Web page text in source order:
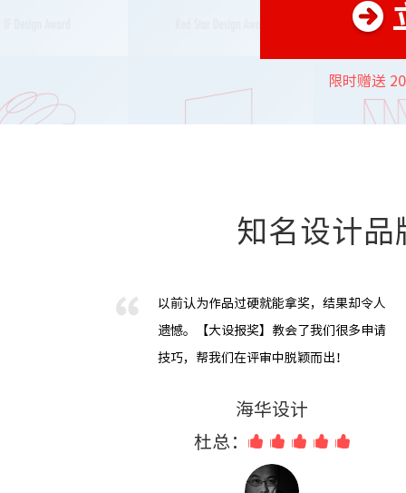
限时赠送
知名设计品
以前认为作品过硬就能拿奖，结果却令人
遗憾。【大设报奖】教会了我们很多申请
技巧，帮我们在评审中脱颖而出！
海华设计
杜总：